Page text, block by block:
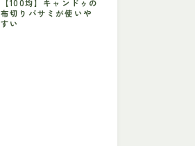
【100均】キャンドゥの
布切りバサミが使いや
すい